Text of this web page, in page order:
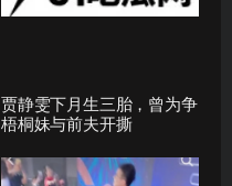
贾静雯下月生三胎，曾为争
梧桐妹与前夫开撕